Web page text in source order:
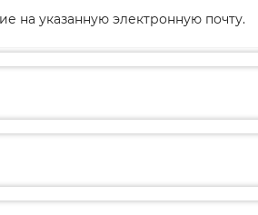
на указанную электронную почту.